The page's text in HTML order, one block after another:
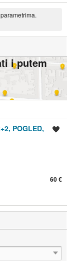
i putem
POGLED,
60 €